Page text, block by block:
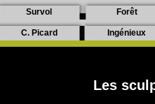
Survol Forêt
C. Picard Ingénieux
Les